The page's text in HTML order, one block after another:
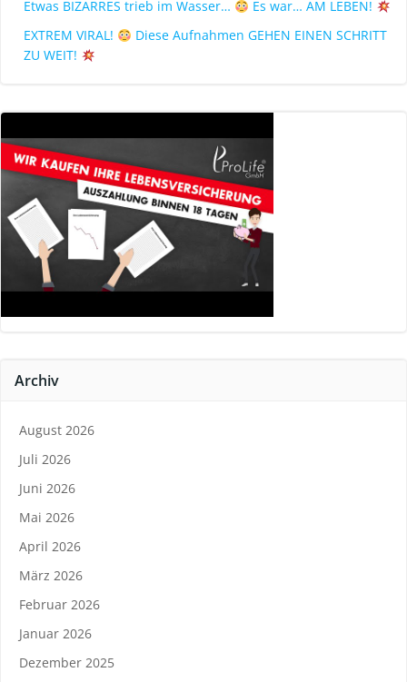
Etwas BIZARRES trieb im Wasser…
Es war… AM LEBEN!
EXTREM VIRAL!
Diese Aufnahmen GEHEN EINEN SCHRITT
ZU WEIT!
Archiv
August 2026
Juli 2026
Juni 2026
Mai 2026
April 2026
März 2026
Februar 2026
Januar 2026
Dezember 2025